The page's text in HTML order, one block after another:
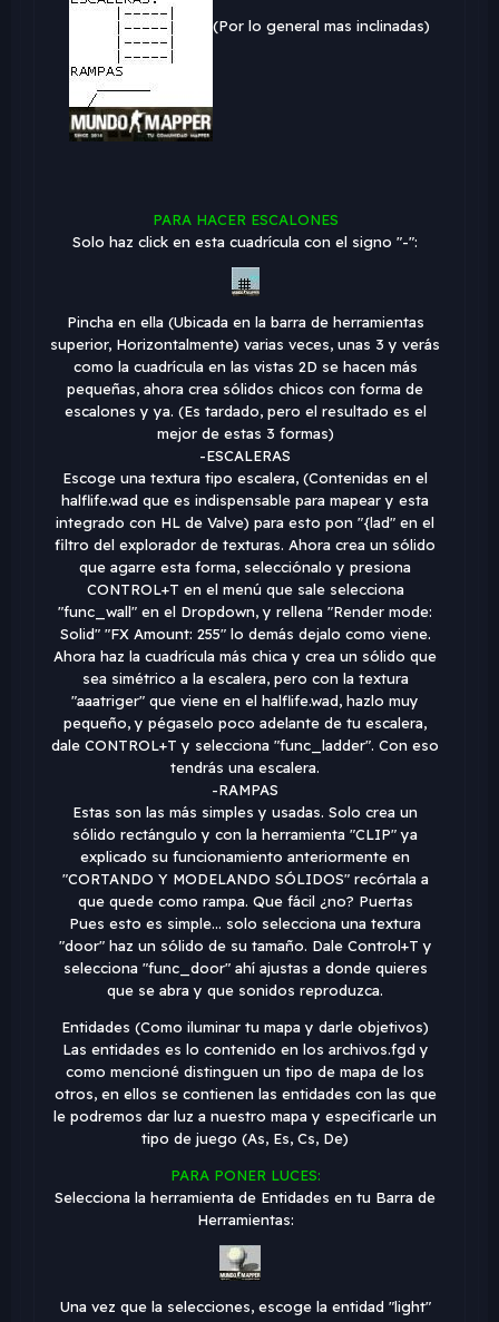
(Por lo general mas inclinadas)
PARA HACER ESCALONES
Solo haz click en esta cuadrícula con el signo "-":
Pincha en ella (Ubicada en la barra de herramientas
superior, Horizontalmente) varias veces, unas 3 y verás
como la cuadrícula en las vistas 2D se hacen más
pequeñas, ahora crea sólidos chicos con forma de
escalones y ya. (Es tardado, pero el resultado es el
mejor de estas 3 formas)
-ESCALERAS
Escoge una textura tipo escalera, (Contenidas en el
halflife.wad que es indispensable para mapear y esta
integrado con HL de Valve) para esto pon "{lad" en el
filtro del explorador de texturas. Ahora crea un sólido
que agarre esta forma, selecciónalo y presiona
CONTROL+T en el menú que sale selecciona
"func_wall" en el Dropdown, y rellena "Render mode:
Solid" "FX Amount: 255" lo demás dejalo como viene.
Ahora haz la cuadrícula más chica y crea un sólido que
sea simétrico a la escalera, pero con la textura
"aaatriger" que viene en el halflife.wad, hazlo muy
pequeño, y pégaselo poco adelante de tu escalera,
dale CONTROL+T y selecciona "func_ladder". Con eso
tendrás una escalera.
-RAMPAS
Estas son las más simples y usadas. Solo crea un
sólido rectángulo y con la herramienta "CLIP" ya
explicado su funcionamiento anteriormente en
"CORTANDO Y MODELANDO SÓLIDOS" recórtala a
que quede como rampa. Que fácil ¿no? Puertas
Pues esto es simple... solo selecciona una textura
"door" haz un sólido de su tamaño. Dale Control+T y
selecciona "func_door" ahí ajustas a donde quieres
que se abra y que sonidos reproduzca.
Entidades (Como iluminar tu mapa y darle objetivos)
Las entidades es lo contenido en los archivos.fgd y
como mencioné distinguen un tipo de mapa de los
otros, en ellos se contienen las entidades con las que
le podremos dar luz a nuestro mapa y especificarle un
tipo de juego (As, Es, Cs, De)
PARA PONER LUCES:
Selecciona la herramienta de Entidades en tu Barra de
Herramientas:
Una vez que la selecciones, escoge la entidad "light"